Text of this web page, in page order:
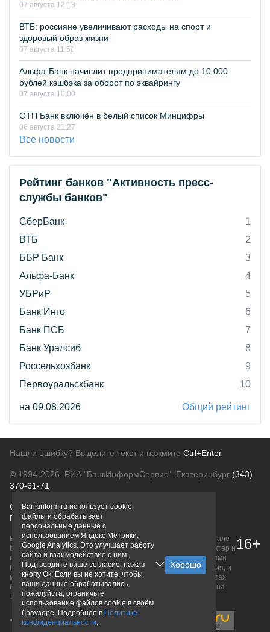
07 августа 12:13
ВТБ: россияне увеличивают расходы на спорт и
здоровый образ жизни
07 августа 11:50
Альфа-Банк начислит предпринимателям до 10 000
рублей кэшбэка за оборот по эквайрингу
07 августа 10:00
ОТП Банк включён в белый список Минцифры
06 августа 21:27
Все новости
Рейтинг банков "Активность пресс-
службы банков"
СберБанк
1
ВТБ
2
ББР Банк
3
Альфа-Банк
4
УБРиР
5
Банк Инго
6
Банк ПСБ
7
Банк Уралсиб
8
Россельхозбанк
9
Первоуральскбанк
10
на 09.08.2026 Общий рейтинг
Нашли ошибку? Выделите текст и нажмите Ctrl+Enter
© 1994-2026. РИА "БанкИнформСервис". Екатеринбург (343)
370-61-71
О проектеПолитика конфиденциальности
Правовая информацияДля рекламодателей
Вся информация о продуктах банков, размещенная на портале
bankinform.ru, носит исключительно ознакомительный характер и
не является публичной офертой, определяемой положениями
ГК РФ. Информация не содержит точного и полного описания, и
может быть изменена. Конечные условия уточняйте на сайтах
банков или при личном обращении. Исключительное право на
товарные знаки принадлежит их правообладателям.
16+
Bankinform.ru использует cookie-
файлы и обрабатывает
персональные данные с
использованием Яндекс Метрики,
Google Analytics. Это улучшает работу
сайта и взаимодействие с ним.
Подтвердите ваше согласие, нажав
кнопу Ок. Если вы не хотите, чтобы
ваши данные обрабатывались,
пожалуйста, ограничьте
использование файлов cookie в своём
браузере. Подробнее в Политике
конфиденциальности.